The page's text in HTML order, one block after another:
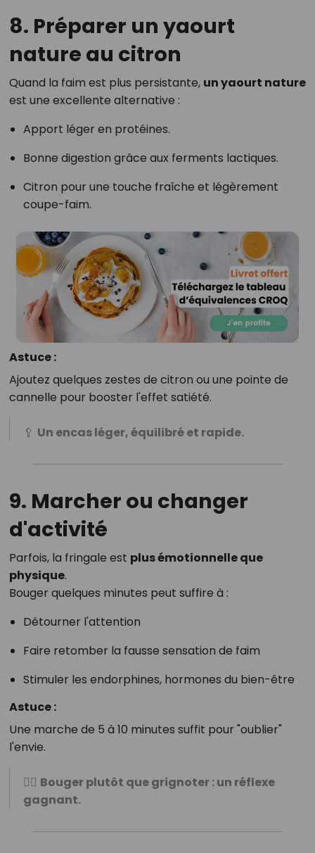
8. Préparer un yaourt
nature au citron
Quand la faim est plus persistante, un yaourt nature
est une excellente alternative :
Apport léger en protéines.
Bonne digestion grâce aux ferments lactiques.
Citron pour une touche fraîche et légèrement
coupe-faim.
Astuce :
Ajoutez quelques zestes de citron ou une pointe de
cannelle pour booster l'effet satiété.
🥄 Un encas léger, équilibré et rapide.
9. Marcher ou changer
d'activité
Parfois, la fringale est plus émotionnelle que
physique.
Bouger quelques minutes peut suffire à :
Détourner l'attention
Faire retomber la fausse sensation de faim
Stimuler les endorphines, hormones du bien-être
Astuce :
Une marche de 5 à 10 minutes suffit pour "oublier"
l'envie.
🚶‍♀️ Bouger plutôt que grignoter : un réflexe
gagnant.